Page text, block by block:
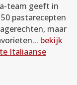
team geeft in
pastarecepten
maar
bekijk
Italiaanse